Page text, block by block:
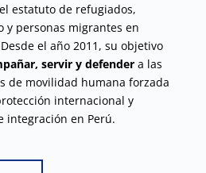
estatuto de refugiados,
y personas migrantes en
el año 2011, su objetivo
servir y defendera las
de movilidad humana forzada
internacional y
integración en Perú.